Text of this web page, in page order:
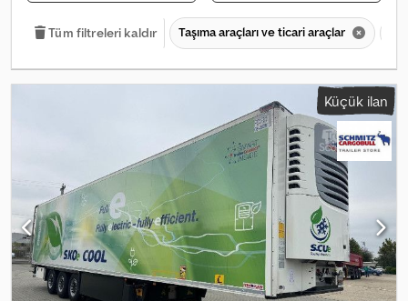
Tüm filtreleri kaldır Taşıma araçları ve ticari araçlar
Küçük ilan